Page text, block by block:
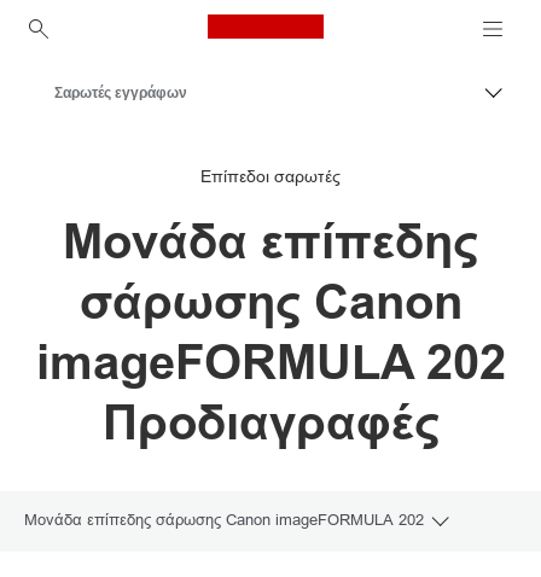
Canon Logo, back to
Επαγγελματικά προϊόντα
Σαρωτές εγγράφων
Επίπεδοι σαρωτές
Μονάδα επίπεδης
σάρωσης Canon
imageFORMULA 202
Προδιαγραφές
Μονάδα επίπεδης σάρωσης Canon imageFORMULA 202
Toggle